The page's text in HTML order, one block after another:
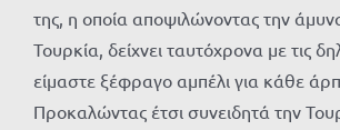
της, η οποία αποψιλώνοντας την
Τουρκία, δείχνει ταυτόχρονα με τις
είμαστε ξέφραγο αμπέλι για κάθε
Προκαλώντας έτσι συνειδητά την